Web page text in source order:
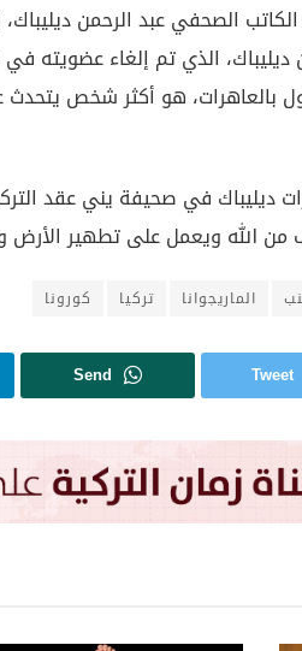
الصحفي عبد الرحمن
ديليباك، الذي تم إلغاء عضويته
بالعاهرات، هو أكثر شخص
ديليباك في صحيفة يني عقد
من الله ويعمل على تطهير الأرض
الماريجوانا تركيا كورونا
Tweet
Send